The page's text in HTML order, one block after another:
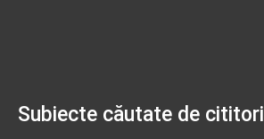
Subiecte căutate de cititori